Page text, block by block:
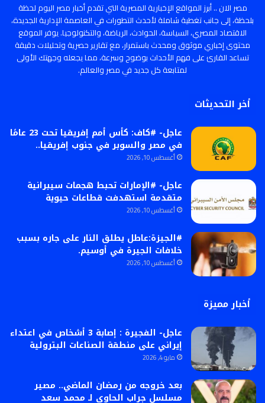
مصر الان .. أبرز المواقع الإخبارية المصرية التي تقدم أخبار مصر اليوم لحظة
بلحظة، إلى جانب تغطية شاملة لأحدث التطورات في العاصمة الإدارية الجديدة،
الاقتصاد المصري، السياسة، الحوادث، الرياضة، والتكنولوجيا. يوفر الموقع
محتوى إخباري موثوق ومحدث باستمرار، مع تقارير حصرية وتحليلات دقيقة
تساعد القارئ على فهم الأحداث بوضوح وسرعة، مما يجعله وجهتك الأولى
لمتابعة كل جديد في مصر والعالم.
أخر التحديثات
عاجل- #كاف: كأس أمم إفريقيا تحت 23 عامًا
في مصر والسوبر في جنوب إفريقيا..
أغسطس 10, 2026
عاجل- #الإمارات تحبط هجمات سيبرانية
متقدمة استهدفت قطاعات حيوية
أغسطس 10, 2026
#الجيزة:عاطل يطلق النار على جاره بسبب
خلافات الجيرة في أوسيم.
أغسطس 10, 2026
أخبار مميزة
عاجل- الفجيرة : إصابة 3 أشخاص في اعتداء
إيراني على منطقة الصناعات البترولية
مايو 4, 2026
بعد خروجه من رمضان الماضي.. مصير
مسلسل جراب الحاوي لـ محمد سعد